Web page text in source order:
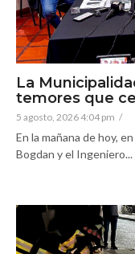
La
temores que
5 agosto, 2026 4:04 pm /
En la mañana de hoy,
Bogdan y el Ingeniero...